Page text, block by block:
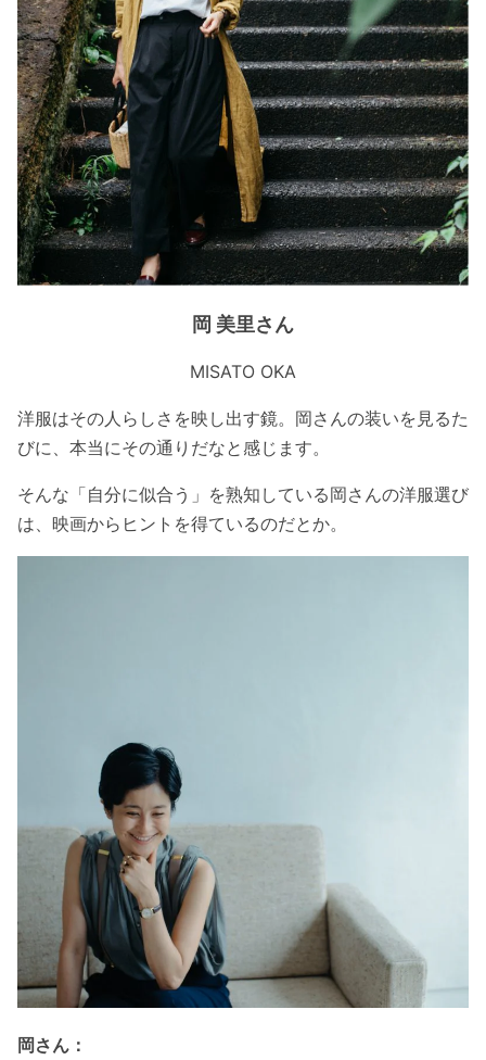
岡 美里さん
MISATO OKA
洋服はその人らしさを映し出す鏡。岡さんの装いを見るた
びに、本当にその通りだなと感じます。
そんな「自分に似合う」を熟知している岡さんの洋服選び
は、映画からヒントを得ているのだとか。
岡さん：